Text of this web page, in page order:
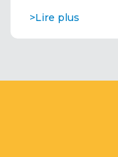
>Lire plus